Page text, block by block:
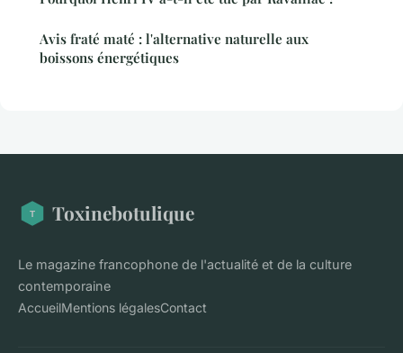
Avis fraté maté : l'alternative naturelle aux
boissons énergétiques
Toxinebotulique
Le magazine francophone de l'actualité et de la culture
contemporaine
AccueilMentions légalesContact